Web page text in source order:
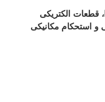
قطعات الکتریکی